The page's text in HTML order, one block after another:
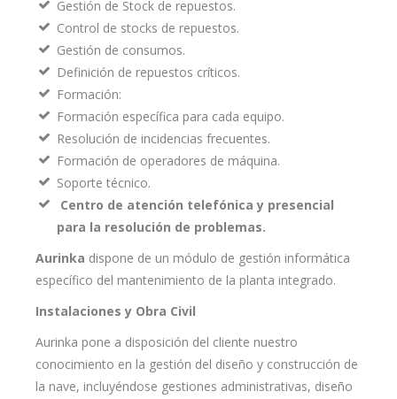
Gestión de Stock de repuestos.
Control de stocks de repuestos.
Gestión de consumos.
Definición de repuestos críticos.
Formación:
Formación específica para cada equipo.
Resolución de incidencias frecuentes.
Formación de operadores de máquina.
Soporte técnico.
Centro de atención telefónica y presencial
para la resolución de problemas.
Aurinka dispone de un módulo de gestión informática
específico del mantenimiento de la planta integrado.
Instalaciones y Obra Civil
Aurinka pone a disposición del cliente nuestro
conocimiento en la gestión del diseño y construcción de
la nave, incluyéndose gestiones administrativas, diseño